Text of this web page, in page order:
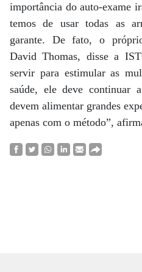
importância do auto-exame
temos de usar todas as
garante. De fato, o
David Thomas, disse a
servir para estimular as
saúde, ele deve continuar
devem alimentar grandes
apenas com o método”,